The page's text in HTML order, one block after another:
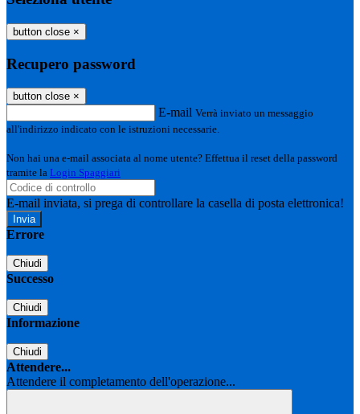
button close ×
Recupero password
button close ×
E-mail Verrà inviato un messaggio
all'indirizzo indicato con le istruzioni necessarie.
Non hai una e-mail associata al nome utente? Effettua il reset della password
tramite la Login Spaggiari
E-mail inviata, si prega di controllare la casella di posta elettronica!
Errore
Chiudi
Successo
Chiudi
Informazione
Chiudi
Attendere...
Attendere il completamento dell'operazione...